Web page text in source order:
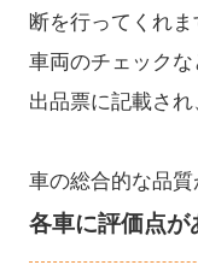
断を行ってくれま
車両のチェック
出品票に記載され
車の総合的な品質
各車に評価点が